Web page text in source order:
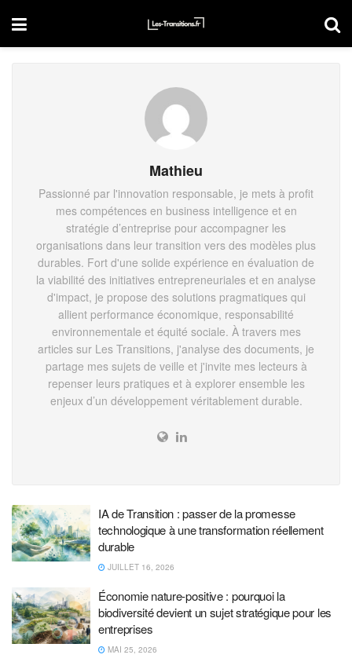
Mathieu
Passionné par l'innovation responsable, je mets à profit
mes compétences en business intelligence et en
stratégie d’entreprise pour accompagner les
organisations dans leur transition vers des modèles plus
durables. Fort d'une solide expérience en évaluation de
la viabilité des initiatives entrepreneuriales et en analyse
d'impact, je propose des solutions pragmatiques qui
allient performance économique, responsabilité
environnementale et équité sociale. À travers mes
articles sur Les Transitions, j'analyse des documents, je
partage mes sujets de veille et j'invite mes lecteurs à
repenser leurs pratiques et à explorer ensemble les
enjeux d’un développement véritablement durable.
IA de Transition : passer de la promesse
technologique à une transformation réellement
durable
JUILLET 16, 2026
Économie nature-positive : pourquoi la
biodiversité devient un sujet stratégique pour les
entreprises
MAI 25, 2026